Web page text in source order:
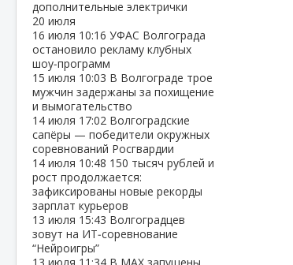
дополнительные электрички
20 июля
16 июля 10:16 УФАС Волгограда
остановило рекламу клубных
шоу‑программ
15 июля 10:03 В Волгограде трое
мужчин задержаны за похищение
и вымогательство
14 июля 17:02 Волгоградские
сапёры — победители окружных
соревнований Росгвардии
14 июля 10:48 150 тысяч рублей и
рост продолжается:
зафиксированы новые рекорды
зарплат курьеров
13 июля 15:43 Волгоградцев
зовут на ИТ‑соревнование
“Нейроигры”